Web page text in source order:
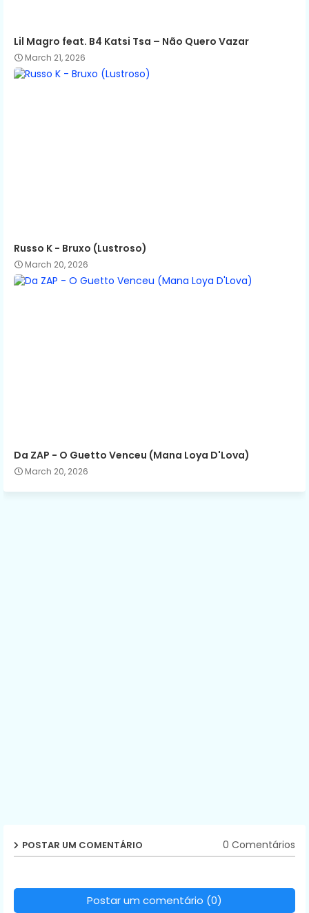
Lil Magro feat. B4 Katsi Tsa – Não Quero Vazar
March 21, 2026
Russo K - Bruxo (Lustroso)
March 20, 2026
Da ZAP - O Guetto Venceu (Mana Loya D'Lova)
March 20, 2026
POSTAR UM COMENTÁRIO 0 Comentários
Postar um comentário (0)